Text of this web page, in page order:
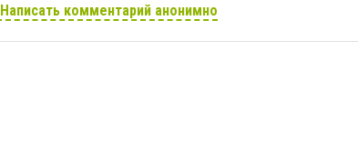
Написать комментарий анонимно